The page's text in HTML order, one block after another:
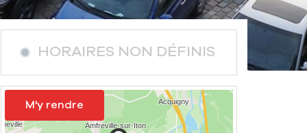
HORAIRES NON DÉFINIS
M'y rendre